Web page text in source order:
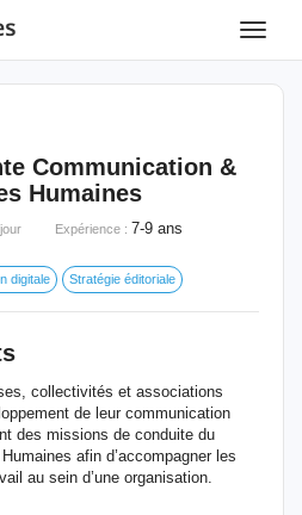
Toggle
Communication &
Humaines
Expérience : 7-9 ans
digitale Stratégie éditoriale
collectivités et associations
de leur communication
des missions de conduite du
afin d’accompagner les
au sein d’une organisation.